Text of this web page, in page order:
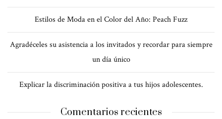
Estilos de Moda en el Color del Año: Peach Fuzz
Agradéceles su asistencia a los invitados y recordar para siempre
un día único
Explicar la discriminación positiva a tus hijos adolescentes.
Comentarios recientes